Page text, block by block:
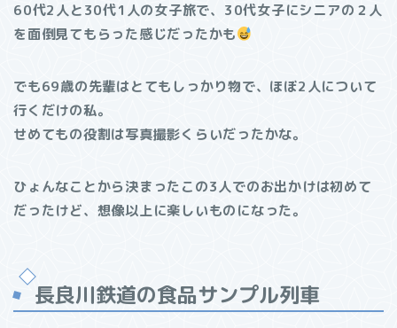
60代2人と30代1人の女子旅で、30代女子にシニアの２人
を面倒見てもらった感じだったかも
でも69歳の先輩はとてもしっかり物で、ほぼ2人について
行くだけの私。
せめてもの役割は写真撮影くらいだったかな。
ひょんなことから決まったこの3人でのお出かけは初めて
だったけど、想像以上に楽しいものになった。
長良川鉄道の食品サンプル列車